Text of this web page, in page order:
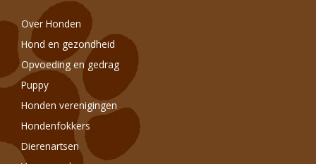
Over Honden
Hond en gezondheid
Opvoeding en gedrag
Puppy
Honden verenigingen
Hondenfokkers
Dierenartsen